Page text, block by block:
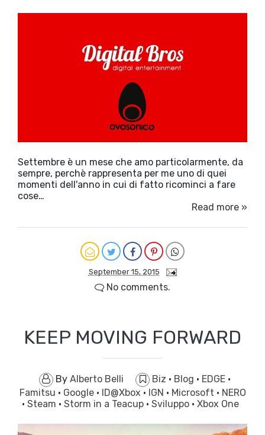
Settembre è un mese che amo particolarmente, da
sempre, perchè rappresenta per me uno di quei
momenti dell'anno in cui di fatto ricominci a fare
cose…
Read more »
September 15, 2015
No comments.
KEEP MOVING FORWARD
By Alberto Belli Biz · Blog · EDGE ·
Famitsu · Google · ID@Xbox · IGN · Microsoft · NERO
· Steam · Storm in a Teacup · Sviluppo · Xbox One